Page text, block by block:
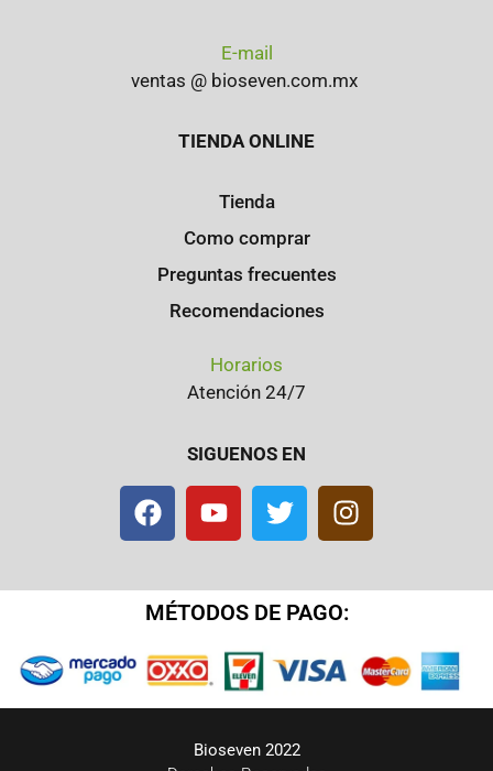
E-mail
ventas @ bioseven.com.mx
TIENDA ONLINE
Tienda
Como comprar
Preguntas frecuentes
Recomendaciones
Horarios
Atención 24/7
SIGUENOS EN
MÉTODOS DE PAGO:
Bioseven 2022